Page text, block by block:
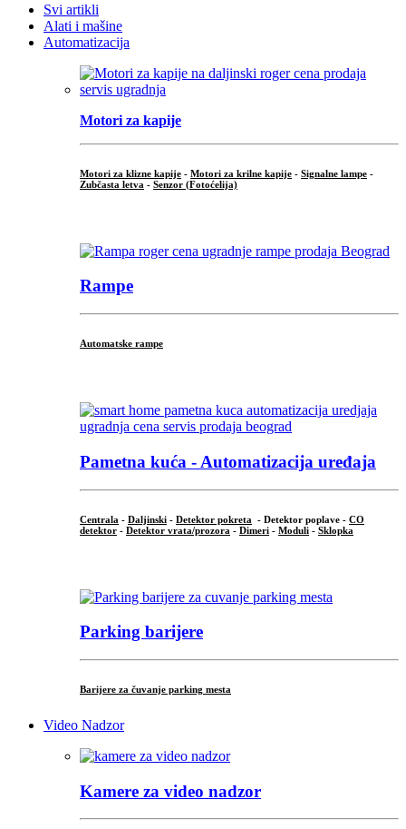
Svi artikli
Alati i mašine
Automatizacija
Motori za kapije
Motori za klizne kapije - Motori za krilne kapije - Signalne lampe -
Zubčasta letva - Senzor (Fotoćelija)
Rampe
Automatske rampe
Pametna kuća - Automatizacija uređaja
Centrala - Daljinski - Detektor pokreta - Detektor poplave - CO
detektor - Detektor vrata/prozora - Dimeri - Moduli - Sklopka
Parking barijere
Barijere za čuvanje parking mesta
Video Nadzor
Kamere za video nadzor